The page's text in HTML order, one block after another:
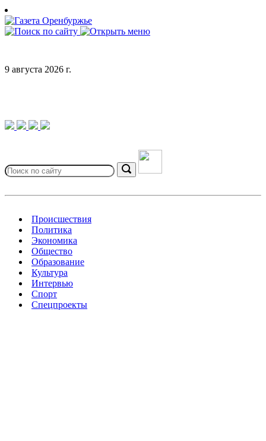
Skip
to
content
9 августа 2026 г.
for:
Search
Происшествия
Политика
Экономика
Общество
Образование
Культура
Интервью
Спорт
Спецпроекты